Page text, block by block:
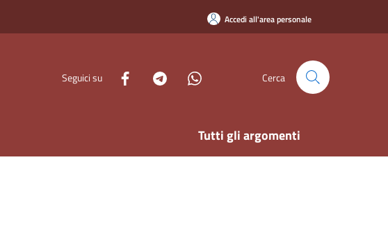
Accedi all'area personale
Seguici su Cerca
Tutti gli argomenti